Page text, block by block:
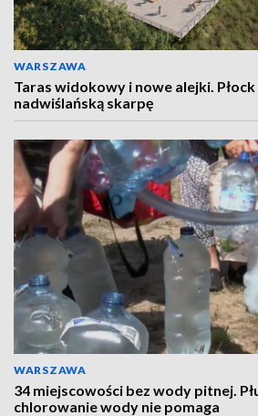
WARSZAWA
Taras widokowy i nowe alejki.
nadwiślańską skarpę
WARSZAWA
34 miejscowości bez wody pitnej.
chlorowanie wody nie pomaga